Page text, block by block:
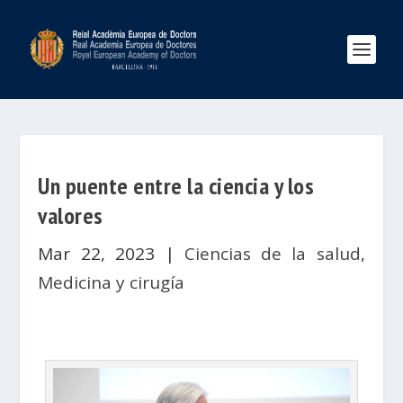
Un puente entre la ciencia y los
valores
Mar 22, 2023 | Ciencias de la salud,
Medicina y cirugía